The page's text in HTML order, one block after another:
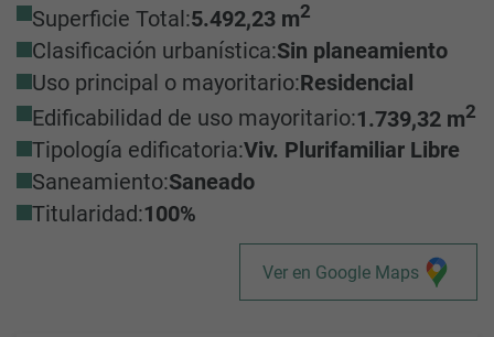
Superficie Total:5.492,23 m2
Clasificación urbanística:Sin planeamiento
Uso principal o mayoritario:Residencial
Edificabilidad de uso mayoritario:1.739,32 m2
Tipología edificatoria:Viv. Plurifamiliar Libre
Saneamiento:Saneado
Titularidad:100%
Ver en Google Maps